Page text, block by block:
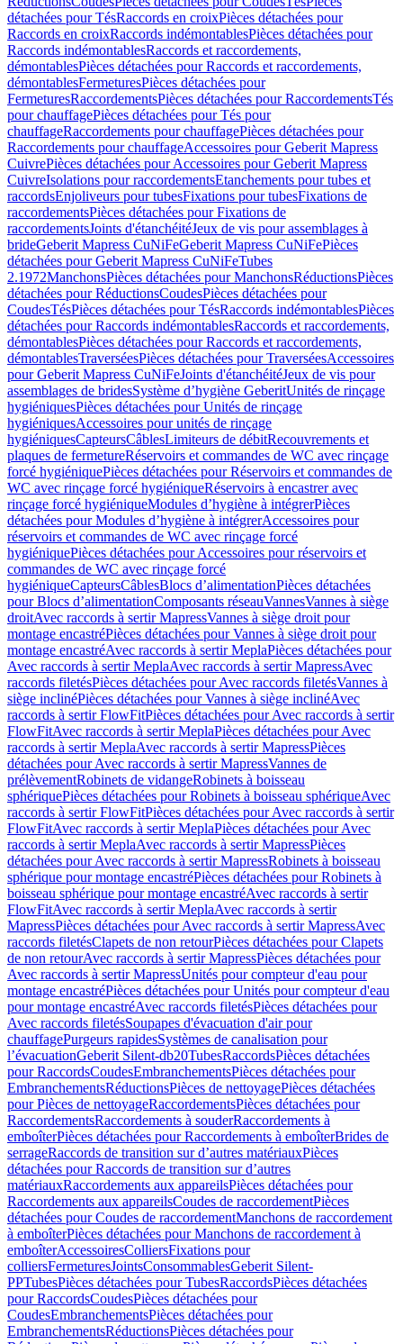
détachées pour TésRaccords en croixPièces détachées pour
Raccords en croixRaccords indémontablesPièces détachées pour
Raccords indémontablesRaccords et raccordements,
démontablesPièces détachées pour Raccords et raccordements,
démontablesFermeturesPièces détachées pour
FermeturesRaccordementsPièces détachées pour RaccordementsTés
pour chauffagePièces détachées pour Tés pour
chauffageRaccordements pour chauffagePièces détachées pour
Raccordements pour chauffageAccessoires pour Geberit Mapress
CuivrePièces détachées pour Accessoires pour Geberit Mapress
CuivreIsolations pour raccordementsEtanchements pour tubes et
raccordsEnjoliveurs pour tubesFixations pour tubesFixations de
raccordementsPièces détachées pour Fixations de
raccordementsJoints d'étanchéitéJeux de vis pour assemblages à
brideGeberit Mapress CuNiFeGeberit Mapress CuNiFePièces
détachées pour Geberit Mapress CuNiFeTubes
2.1972ManchonsPièces détachées pour ManchonsRéductionsPièces
détachées pour RéductionsCoudesPièces détachées pour
CoudesTésPièces détachées pour TésRaccords indémontablesPièces
détachées pour Raccords indémontablesRaccords et raccordements,
démontablesPièces détachées pour Raccords et raccordements,
démontablesTraverséesPièces détachées pour TraverséesAccessoires
pour Geberit Mapress CuNiFeJoints d'étanchéitéJeux de vis pour
assemblages de bridesSystème d’hygiène GeberitUnités de rinçage
hygiéniquesPièces détachées pour Unités de rinçage
hygiéniquesAccessoires pour unités de rinçage
hygiéniquesCapteursCâblesLimiteurs de débitRecouvrements et
plaques de fermetureRéservoirs et commandes de WC avec rinçage
forcé hygiéniquePièces détachées pour Réservoirs et commandes de
WC avec rinçage forcé hygiéniqueRéservoirs à encastrer avec
rinçage forcé hygiéniqueModules d’hygiène à intégrerPièces
détachées pour Modules d’hygiène à intégrerAccessoires pour
réservoirs et commandes de WC avec rinçage forcé
hygiéniquePièces détachées pour Accessoires pour réservoirs et
commandes de WC avec rinçage forcé
hygiéniqueCapteursCâblesBlocs d’alimentationPièces détachées
pour Blocs d’alimentationComposants réseauVannesVannes à siège
droitAvec raccords à sertir MapressVannes à siège droit pour
montage encastréPièces détachées pour Vannes à siège droit pour
montage encastréAvec raccords à sertir MeplaPièces détachées pour
Avec raccords à sertir MeplaAvec raccords à sertir MapressAvec
raccords filetésPièces détachées pour Avec raccords filetésVannes à
siège inclinéPièces détachées pour Vannes à siège inclinéAvec
raccords à sertir FlowFitPièces détachées pour Avec raccords à sertir
FlowFitAvec raccords à sertir MeplaPièces détachées pour Avec
raccords à sertir MeplaAvec raccords à sertir MapressPièces
détachées pour Avec raccords à sertir MapressVannes de
prélèvementRobinets de vidangeRobinets à boisseau
sphériquePièces détachées pour Robinets à boisseau sphériqueAvec
raccords à sertir FlowFitPièces détachées pour Avec raccords à sertir
FlowFitAvec raccords à sertir MeplaPièces détachées pour Avec
raccords à sertir MeplaAvec raccords à sertir MapressPièces
détachées pour Avec raccords à sertir MapressRobinets à boisseau
sphérique pour montage encastréPièces détachées pour Robinets à
boisseau sphérique pour montage encastréAvec raccords à sertir
FlowFitAvec raccords à sertir MeplaAvec raccords à sertir
MapressPièces détachées pour Avec raccords à sertir MapressAvec
raccords filetésClapets de non retourPièces détachées pour Clapets
de non retourAvec raccords à sertir MapressPièces détachées pour
Avec raccords à sertir MapressUnités pour compteur d'eau pour
montage encastréPièces détachées pour Unités pour compteur d'eau
pour montage encastréAvec raccords filetésPièces détachées pour
Avec raccords filetésSoupapes d'évacuation d'air pour
chauffagePurgeurs rapidesSystèmes de canalisation pour
l’évacuationGeberit Silent-db20TubesRaccordsPièces détachées
pour RaccordsCoudesEmbranchementsPièces détachées pour
EmbranchementsRéductionsPièces de nettoyagePièces détachées
pour Pièces de nettoyageRaccordementsPièces détachées pour
RaccordementsRaccordements à souderRaccordements à
emboîterPièces détachées pour Raccordements à emboîterBrides de
serrageRaccords de transition sur d’autres matériauxPièces
détachées pour Raccords de transition sur d’autres
matériauxRaccordements aux appareilsPièces détachées pour
Raccordements aux appareilsCoudes de raccordementPièces
détachées pour Coudes de raccordementManchons de raccordement
à emboîterPièces détachées pour Manchons de raccordement à
emboîterAccessoiresColliersFixations pour
colliersFermeturesJointsConsommablesGeberit Silent-
PPTubesPièces détachées pour TubesRaccordsPièces détachées
pour RaccordsCoudesPièces détachées pour
CoudesEmbranchementsPièces détachées pour
EmbranchementsRéductionsPièces détachées pour